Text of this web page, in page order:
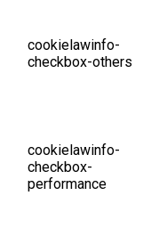
cookielawinfo-
checkbox-others
cookielawinfo-
checkbox-
performance